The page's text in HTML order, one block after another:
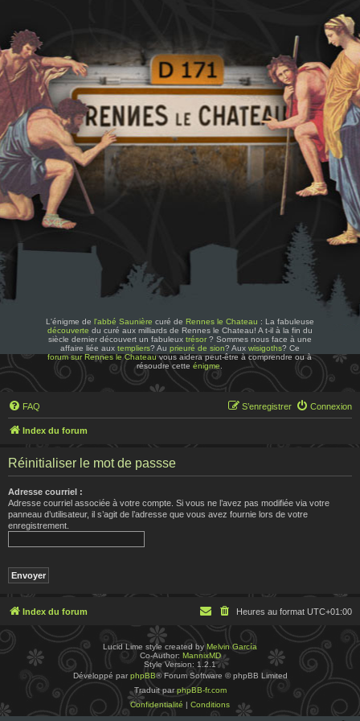
L'énigme de l'abbé Saunière curé de Rennes le Chateau : La fabuleuse
découverte du curé aux milliards de Rennes le Chateau! A t-il à la fin du
siècle dernier découvert un fabuleux trésor? Sommes nous face à une
affaire liée aux templiers? Au prieuré de sion? Aux wisigoths? Ce
forum sur Rennes le Chateauvous aidera peut-être à comprendre ou à
résoudre cetteénigme
FAQ Connexion
S’enregistrer
Index du forum
Réinitialiser le mot de passse
Adresse courriel :
Adresse courriel associée à votre compte. Si vous ne l’avez pas modifiée via votre
panneau d’utilisateur, il s’agit de l’adresse que vous avez fournie lors de votre
enregistrement.
Index du forum Heures au format UTC+01:00
Lucid Lime style created byMelvin García
Co-Author: MannixMD
Style Version: 1.2.1
Développé par phpBB® Forum Software © phpBB Limited
Traduit parphpBB-fr.com
Confidentialité | Conditions